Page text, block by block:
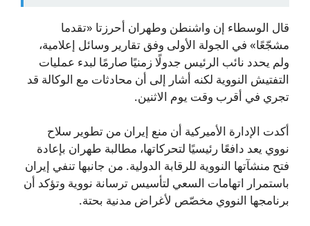
قال الوسطاء إن واشنطن وطهران أحرزتا «تقدما
مشجّعًا» في الجولة الأولى وفق تقارير وسائل إعلامية،
ولم يحدد نائب الرئيس جدولًا زمنيًا صارمًا لبدء عمليات
التفتيش النووية لكنه أشار إلى أن محادثات مع الوكالة قد
تجري في أقرب وقت يوم الاثنين.
أكدت الإدارة الأميركية أن منع إيران من تطوير سلاح
نووي يعد دافعًا رئيسيًا لتحركاتها، مطالبة طهران بإعادة
فتح منشآتها النووية للرقابة الدولية. من جانبها تنفي إيران
باستمرار اتهامات السعي لتأسيس ترسانة نووية وتؤكد أن
برنامجها النووي مخصّص لأغراض مدنية بحتة.